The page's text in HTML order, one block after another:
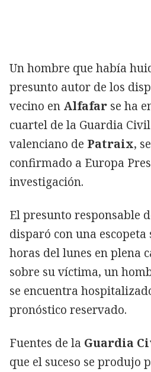
Un hombre que había
presunto autor de los
vecino en Alfafar se ha
cuartel de la Guardia
valenciano de Patraix,
confirmado a Europa
investigación.
El presunto responsable
disparó con una escopeta
horas del lunes en plena
sobre su víctima, un
se encuentra
pronóstico reservado.
Fuentes de la Guardia
que el suceso se produjo